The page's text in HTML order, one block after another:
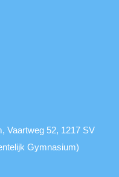
Vaartweg 52, 1217 SV
Gymnasium)